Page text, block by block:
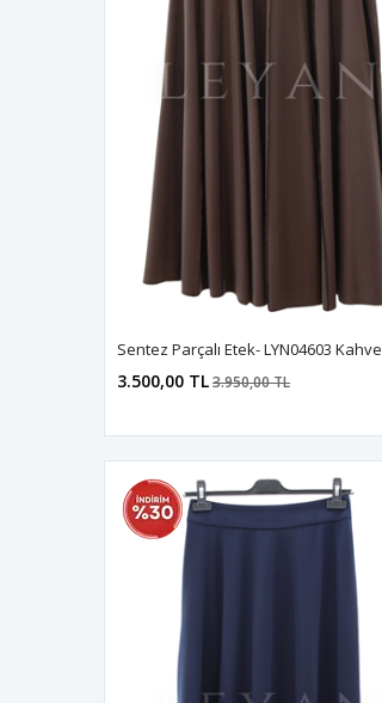
Sentez Parçalı Etek- LYN04603 Kahve
3.500,00 TL3.950,00 TL